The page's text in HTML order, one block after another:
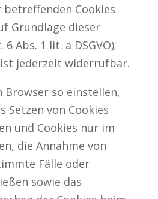
betreffenden Cookies
Grundlage dieser
Abs. 1 lit. a DSGVO);
jederzeit widerrufbar.
Browser so einstellen,
Setzen von Cookies
und Cookies nur im
die Annahme von
Fälle oder
sowie das